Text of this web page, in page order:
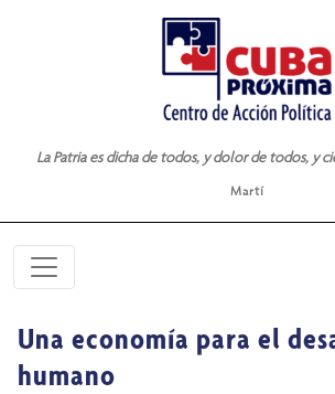
La Patria es dicha de todos, y dolor de todos, y
Martí
Una economía para el
humano